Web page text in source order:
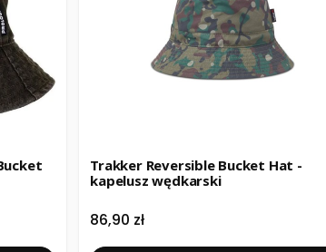
Trakker Reversible Bucket Hat -
kapelusz wędkarski
Cena
86,90 zł